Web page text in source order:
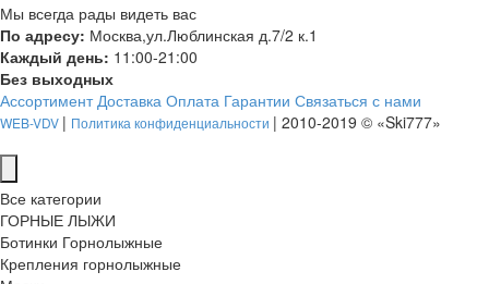
Мы всегда рады видеть вас
По адресу: Москва,ул.Люблинская д.7/2 к.1
Каждый день: 11:00-21:00
Без выходных
Ассортимент Доставка Оплата Гарантии Связаться с нами
WEB-VDV | Политика конфиденциальности | 2010-2019 © «Ski777»
Все категории
ГОРНЫЕ ЛЫЖИ
Ботинки Горнолыжные
Крепления горнолыжные